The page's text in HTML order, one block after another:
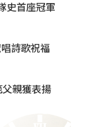
史首座冠軍
詩歌祝福
親獲表揚